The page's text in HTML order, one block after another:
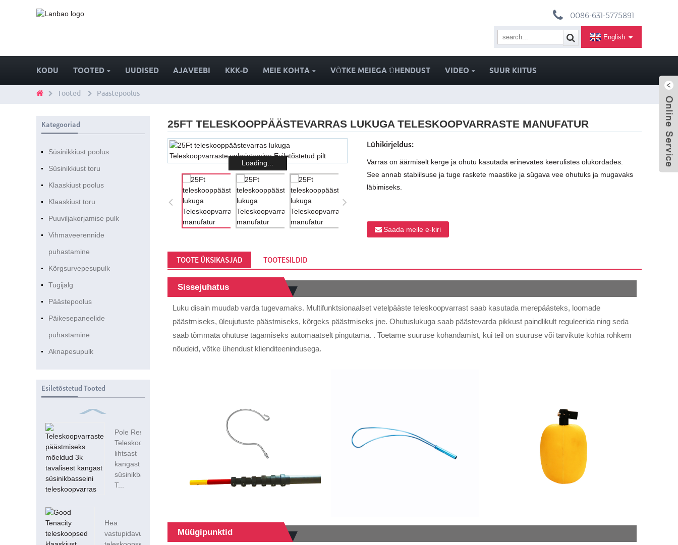
0086-631-5775891
English
KODU TOOTED UUDISED AJAVEEBI KKK-D MEIE KOHTA VÕTKE MEIEGA ÜHENDUST VIDEO SUUR KIITUS
Tooted Päästepoolus
Kategooriad
Süsinikkiust poolus
Süsinikkiust toru
Klaaskiust poolus
Klaaskiust toru
Puuviljakorjamise pulk
Vihmaveerennide
puhastamine
Kõrgsurvepesupulk
Tugijalg
Päästepoolus
Päikesepaneelide
puhastamine
Aknapesupulk
Esiletõstetud Tooted
Pole Rescue
Teleskoop 3k
lihtsast
kangast
süsinikbassein
T...
Hea
vastupidavusega
25FT TELESKOOPPÄÄSTEVARRAS LUKUGA TELESKOOPVARRASTE MANUFATUR
Loading...
Lühikirjeldus:
Varras on äärmiselt kerge ja ohutu kasutada erinevates keerulistes olukordades.
See annab stabiilsuse ja tuge raskete maastike ja sügava vee ohutuks ja mugavaks
läbimiseks.
Saada meile e-kiri
TOOTE ÜKSIKASJAD TOOTESILDID
Sissejuhatus
Luku disain muudab varda tugevamaks. Multifunktsionaalset vetelpääste teleskoopvarrast saab kasutada merepäästeks, loomade
päästmiseks, üleujutuste päästmiseks, kõrgeks päästmiseks jne. Ohutuslukuga saab päästevarda pikkust paindlikult reguleerida ning seda
saab tõmmata ohutuse tagamiseks automaatselt pingutama. . Toetame suuruse kohandamist, kui teil on suuruse või tarvikute kohta rohkem
nõudeid, võtke ühendust klienditeenindusega.
Müügipunktid